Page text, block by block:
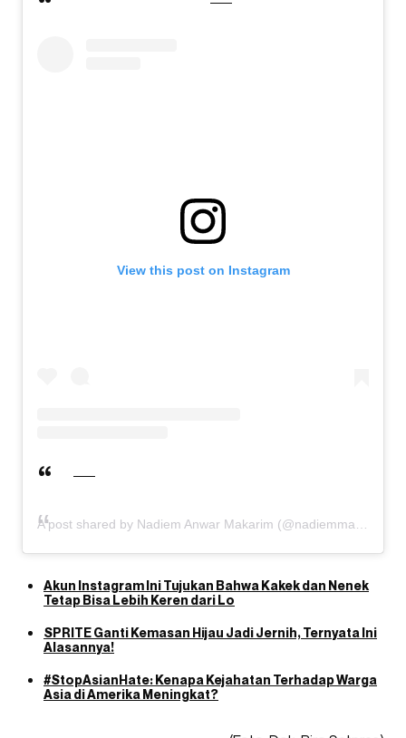
View this post on Instagram
A post shared by Nadiem Anwar Makarim (@nadiemmakarim)
Akun Instagram Ini Tujukan Bahwa Kakek dan Nenek
Tetap Bisa Lebih Keren dari Lo
SPRITE Ganti Kemasan Hijau Jadi Jernih, Ternyata Ini
Alasannya!
#StopAsianHate: Kenapa Kejahatan Terhadap Warga
Asia di Amerika Meningkat?